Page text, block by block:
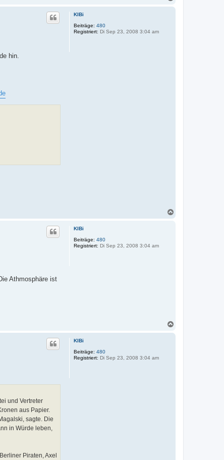
KlBi
Beiträge: 480
Registriert: Di Sep 23, 2008 3:04 am
hin.
KlBi
Beiträge: 480
Registriert: Di Sep 23, 2008 3:04 am
Athmosphäre ist
KlBi
Beiträge: 480
Registriert: Di Sep 23, 2008 3:04 am
und Vertreter
aus Papier.
sagte. Die
in Würde leben,
Piraten, Axel